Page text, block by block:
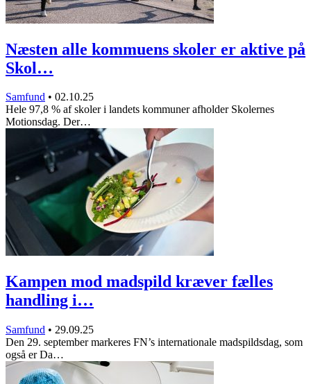
Næsten alle kommuens skoler er aktive på
Skol…
Samfund • 02.10.25
Hele 97,8 % af skoler i landets kommuner afholder Skolernes
Motionsdag. Der…
Kampen mod madspild kræver fælles
handling i…
Samfund • 29.09.25
Den 29. september markeres FN’s internationale madspildsdag, som
også er Da…